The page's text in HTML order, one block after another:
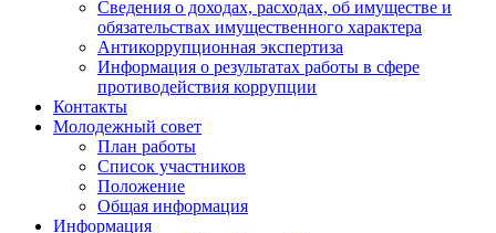
Сведения о доходах, расходах, об имуществе и
обязательствах имущественного характера
Антикоррупционная экспертиза
Информация о результатах работы в сфере
противодействия коррупции
Контакты
Молодежный совет
План работы
Список участников
Положение
Общая информация
Информация